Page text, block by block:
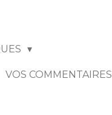
VOS COMMENTAIRES